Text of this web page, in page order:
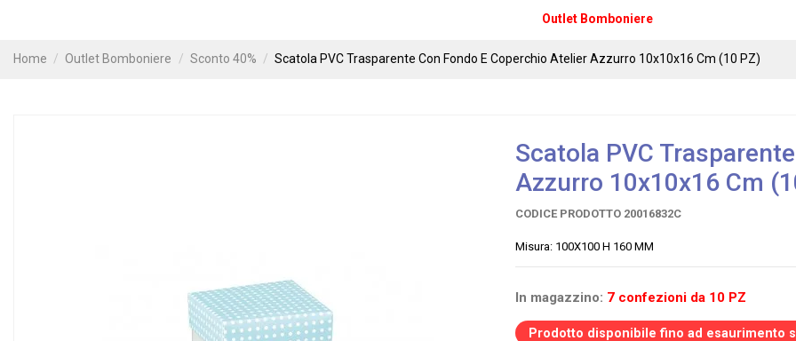
Outlet Bomboniere
Home Outlet Bomboniere Sconto 40% Scatola PVC Trasparente Con Fondo E Coperchio Atelier Azzurro 10x10x16 Cm (10 PZ)
Scatola PVC
Azzurro 10x10x16 Cm
CODICE PRODOTTO 20016832C
Misura: 100X100 H 160 MM
In magazzino: 7 confezioni da 10 PZ
Prodotto disponibile fino ad esaurimento